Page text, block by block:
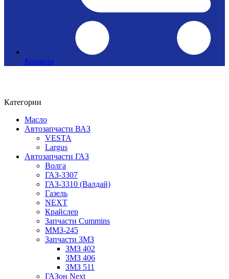
Корзина
Категории
Масло
Автозапчасти ВАЗ
VESTA
Largus
Автозапчасти ГАЗ
Волга
ГАЗ-3307
ГАЗ-3310 (Валдай)
Газель
NEXT
Крайслер
Запчасти Cummins
ММЗ-245
Запчасти ЗМЗ
ЗМЗ 402
ЗМЗ 406
ЗМЗ 511
ГАЗон Next